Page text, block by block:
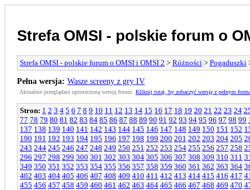
Strefa OMSI - polskie forum o
Strefa OMSI - polskie forum o OMSI i OMSI 2 > Różności > Pogaduszki
Pełna wersja: Wasze screeny z gry IV
Aktualnie przeglądasz uproszczoną wersję forum. Kliknij tutaj, by zobaczyć wersję z pełnym
Stron: 1 2 3 4 5 6 7 8 9 10 11 12 13 14 15 16 17 18 19 20 21 22 23 24
77 78 79 80 81 82 83 84 85 86 87 88 89 90 91 92 93 94 95 96 97 98 99
137 138 139 140 141 142 143 144 145 146 147 148 149 150 151 152
190 191 192 193 194 195 196 197 198 199 200 201 202 203 204 205
243 244 245 246 247 248 249 250 251 252 253 254 255 256 257 258
296 297 298 299 300 301 302 303 304 305 306 307 308 309 310 311
349 350 351 352 353 354 355 356 357 358 359 360 361 362 363 364
402 403 404 405 406 407 408 409 410 411 412 413 414 415 416 417
455 456 457 458 459 460 461 462 463 464 465 466 467 468 469 470